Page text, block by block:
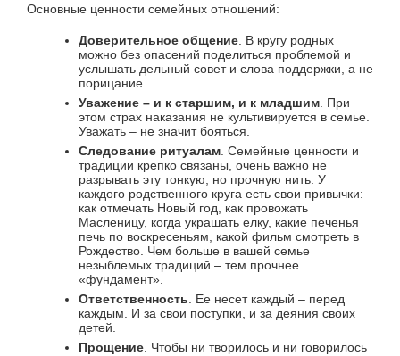
Основные ценности семейных отношений:
Доверительное общение. В кругу родных
можно без опасений поделиться проблемой и
услышать дельный совет и слова поддержки, а не
порицание.
Уважение – и к старшим, и к младшим. При
этом страх наказания не культивируется в семье.
Уважать – не значит бояться.
Следование ритуалам. Семейные ценности и
традиции крепко связаны, очень важно не
разрывать эту тонкую, но прочную нить. У
каждого родственного круга есть свои привычки:
как отмечать Новый год, как провожать
Масленицу, когда украшать елку, какие печенья
печь по воскресеньям, какой фильм смотреть в
Рождество. Чем больше в вашей семье
незыблемых традиций – тем прочнее
«фундамент».
Ответственность . Ее несет каждый – перед
каждым. И за свои поступки, и за деяния своих
детей.
Прощение. Чтобы ни творилось и ни говорилось